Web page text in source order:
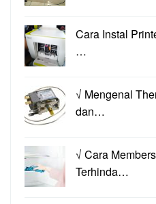
Cara Instal
…
√ Mengenal
dan…
√ Cara
Terhinda…